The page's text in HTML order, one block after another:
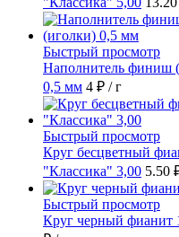
Быстрый просмотр
Наполнитель финиш
0,5 мм 4 ₽ / г
Быстрый просмотр
Круг бесцветный
"Классика" 3,00 5.50
Быстрый просмотр
Круг черный фианит